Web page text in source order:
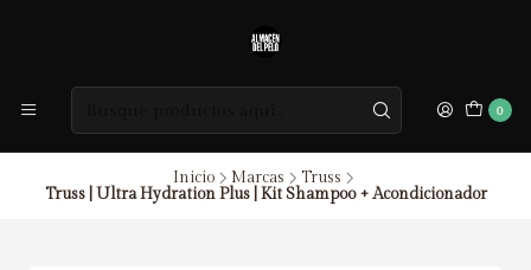
0
Inicio Marcas
Truss
Truss | Ultra Hydration Plus | Kit Shampoo + Acondicionador